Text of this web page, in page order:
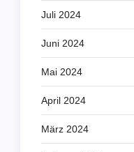
Juli 2024
Juni 2024
Mai 2024
April 2024
März 2024